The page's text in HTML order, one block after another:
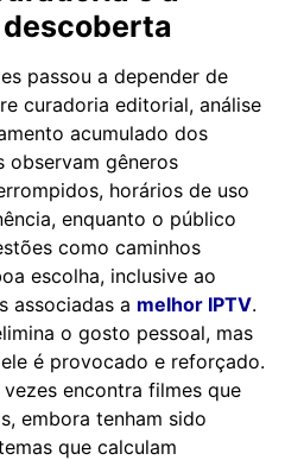
passou a depender de
curadoria editorial, análise
acumulado dos
observam gêneros
horários de uso
enquanto o público
como caminhos
escolha, inclusive ao
associadas a melhor IPTV.
o gosto pessoal, mas
é provocado e reforçado.
encontra filmes que
embora tenham sido
que calculam